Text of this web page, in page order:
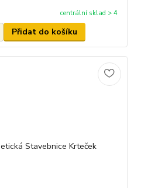
centrální sklad > 4
Přidat do košíku